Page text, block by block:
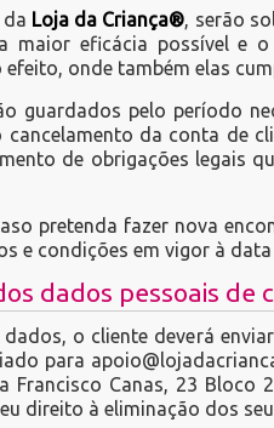
Loja da Criança®, serão
maior eficácia possível e
onde também elas
guardados pelo período
da conta de
de obrigações legais
pretenda fazer nova
e condições em vigor à
dados pessoais de
o cliente deverá
para
Canas, 23
direito à eliminação dos